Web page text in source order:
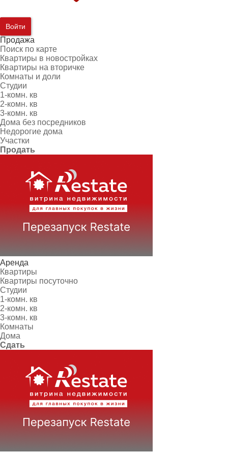
Войти
Продажа
Поиск по карте
Квартиры в новостройках
Квартиры на вторичке
Комнаты и доли
Студии
1-комн. кв
2-комн. кв
3-комн. кв
Дома без посредников
Недорогие дома
Участки
Продать
Аренда
Квартиры
Квартиры посуточно
Студии
1-комн. кв
2-комн. кв
3-комн. кв
Комнаты
Дома
Сдать